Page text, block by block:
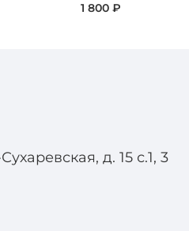
1 800 ₽
д. 15 с.1, 3